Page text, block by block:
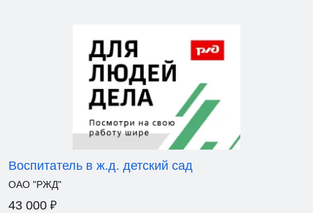
Воспитатель в ж.д. детский сад
ОАО "РЖД"
43 000 ₽